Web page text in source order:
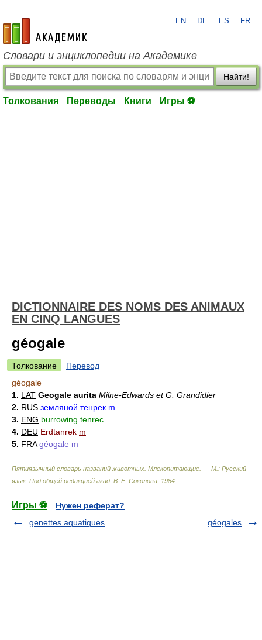
academic.ru
EN DE ES FR
Словари и энциклопедии на Академике
Найти!
Толкования Переводы Книги Игры ⚽
DICTIONNAIRE DES NOMS DES ANIMAUX
EN CINQ LANGUES
géogale
Толкование
Перевод
géogale
1. LAT Geogale aurita Milne-Edwards et G. Grandidier
2. RUS земляной тенрек m
3. ENG burrowing tenrec
4. DEU Erdtanrek m
5. FRA géogale m
Пятиязычный словарь названий животных. Млекопитающие. — М.: Русский
язык. Под общей редакцией акад. В. Е. Соколова 1984
Игры ⚽
Нужен реферат?
genettes aquatiques
géogales